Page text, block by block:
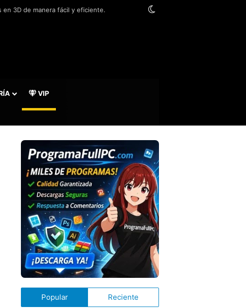
en 3D de manera fácil y eficiente.
VIP
Popular Reciente